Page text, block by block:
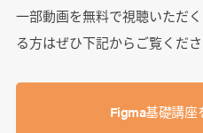
一部動画を無料で視聴いただ
る方はぜひ下記からご覧くださ
Figma基礎講座